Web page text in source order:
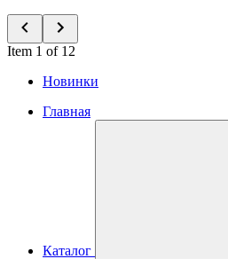
Item 1 of 12
Новинки
Главная
Каталог